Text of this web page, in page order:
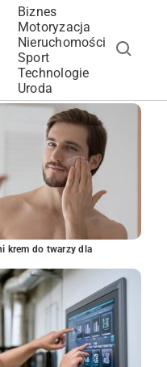
Biznes
Motoryzacja
Nieruchomości
Sport
Technologie
Uroda
krem do twarzy dla